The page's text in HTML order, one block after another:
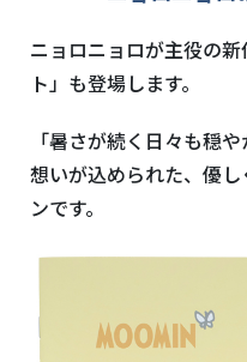
ニョロニョロが主役の
ト」も登場します。
「暑さが続く日々も穏
想いが込められた、優
ンです。